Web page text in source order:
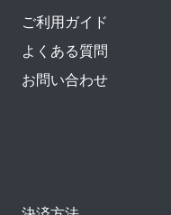
ご利用ガイド
よくある質問
お問い合わせ